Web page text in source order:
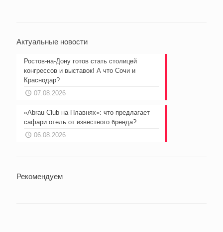
Актуальные новости
Ростов-на-Дону готов стать столицей
конгрессов и выставок! А что Сочи и
Краснодар?
07.08.2026
«Abrau Club на Плавнях»: что предлагает
сафари отель от известного бренда?
06.08.2026
Рекомендуем